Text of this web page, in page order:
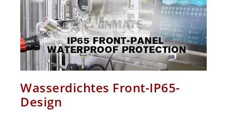
Wasserdichtes Front-IP65-
Design